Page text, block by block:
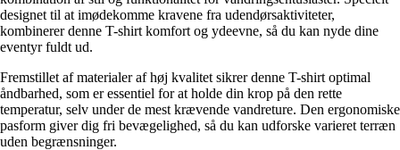
designet til at imødekomme kravene fra udendørsaktiviteter,
kombinerer denne T-shirt komfort og ydeevne, så du kan nyde dine
eventyr fuldt ud.
Fremstillet af materialer af høj kvalitet sikrer denne T-shirt optimal
åndbarhed, som er essentiel for at holde din krop på den rette
temperatur, selv under de mest krævende vandreture. Den ergonomiske
pasform giver dig fri bevægelighed, så du kan udforske varieret terræn
uden begrænsninger.